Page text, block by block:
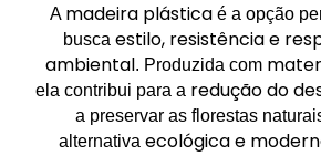
A madeira plástica é a opção
busca estilo, resistência e
ambiental. Produzida com
ela contribui para a redução do
a preservar as florestas
alternativa ecológica e